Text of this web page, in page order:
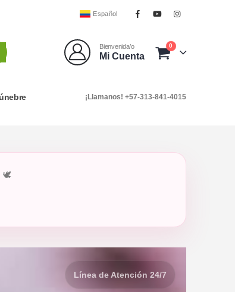
Español
Bienvenida/o
Mi Cuenta
0
¡Llamanos! +57-313-841-4015
🕊️
Línea de Atención 24/7